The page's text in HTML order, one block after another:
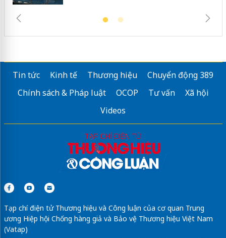
Tin tức Kinh tế Thương hiệu
Chuyển động 389
Chính sách & Pháp luật
OCOP Tư vấn
Xã hội
Videos
Tạp chí điện tử Thương hiệu và Công luận của cơ quan Trung
ương Hiệp hội Chống hàng giả và Bảo vệ Thương hiệu Việt Nam
(Vatap)